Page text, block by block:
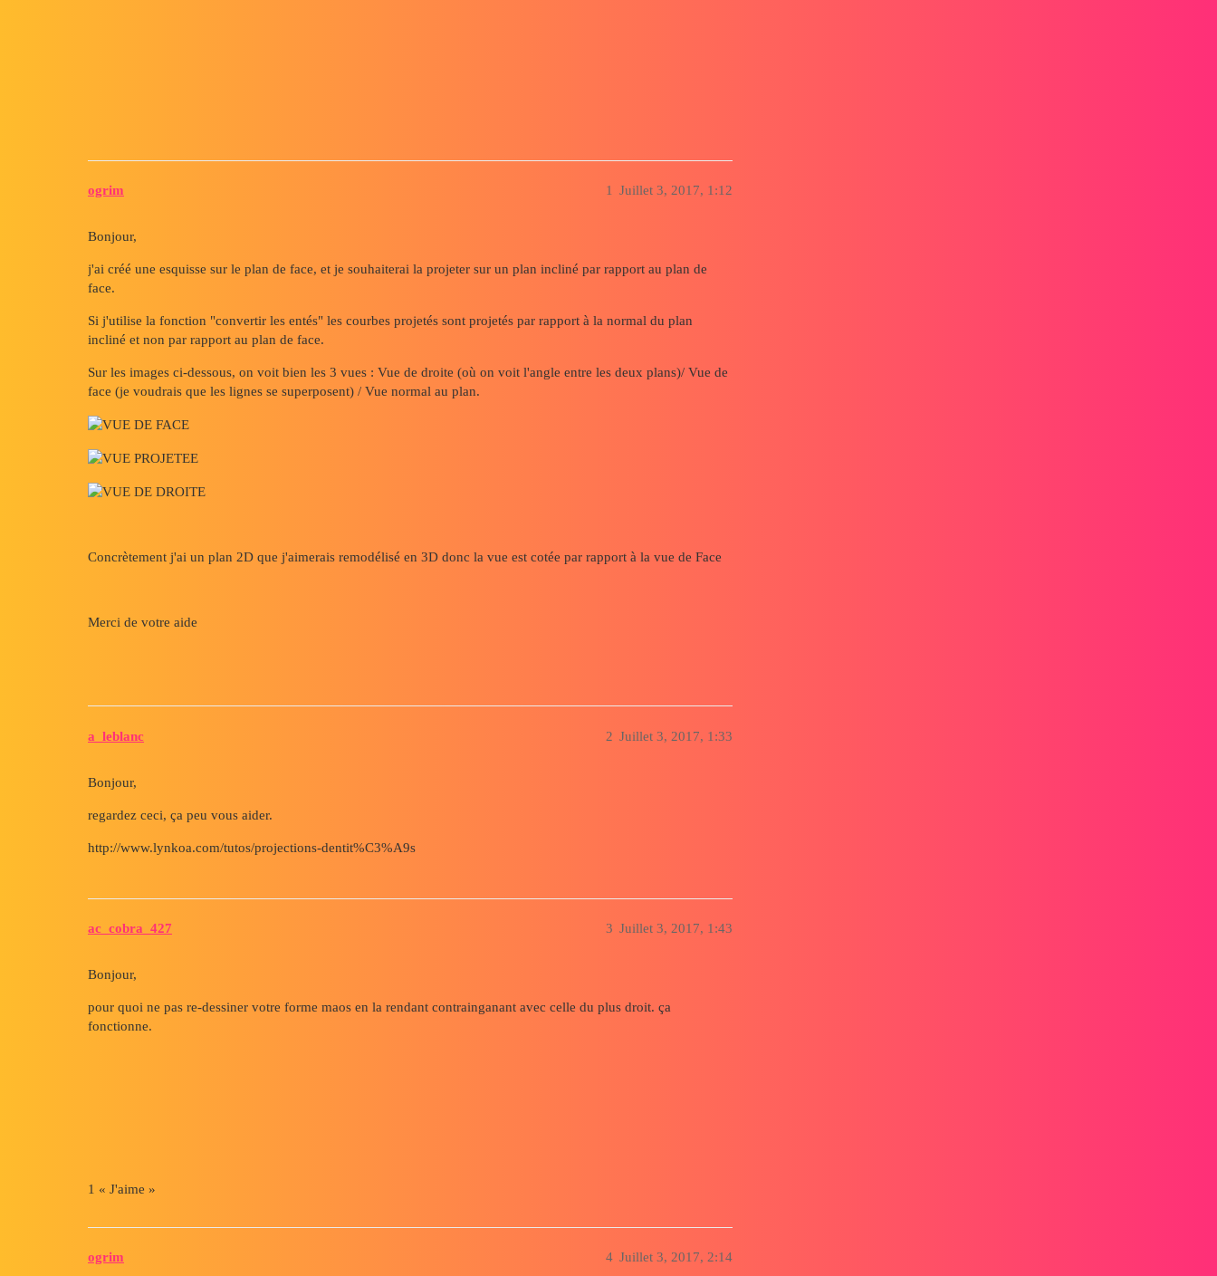
ogrim Juillet 3, 2017, 1:12
1
Bonjour,
j'ai créé une esquisse sur le plan de face, et je souhaiterai la projeter sur un plan incliné par rapport au plan de
face.
Si j'utilise la fonction "convertir les entés" les courbes projetés sont projetés par rapport à la normal du plan
incliné et non par rapport au plan de face.
Sur les images ci-dessous, on voit bien les 3 vues : Vue de droite (où on voit l'angle entre les deux plans)/ Vue de
face (je voudrais que les lignes se superposent) / Vue normal au plan.
Concrètement j'ai un plan 2D que j'aimerais remodélisé en 3D donc la vue est cotée par rapport à la vue de Face
Merci de votre aide
a_leblanc Juillet 3, 2017, 1:33
2
Bonjour,
regardez ceci, ça peu vous aider.
http://www.lynkoa.com/tutos/projections-dentit%C3%A9s
ac_cobra_427 Juillet 3, 2017, 1:43
3
Bonjour,
pour quoi ne pas re-dessiner votre forme maos en la rendant contrainganant avec celle du plus droit. ça
fonctionne.
1 « J'aime »
ogrim Juillet 3, 2017, 2:14
4